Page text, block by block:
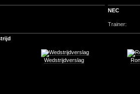
NEC
Trainer:
Wedstrijdverslag